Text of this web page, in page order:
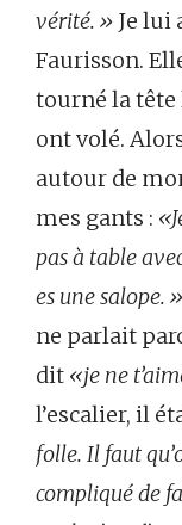
vérité.» Je lui
Faurisson.
tourné la tête
ont volé.
autour de
mes gants :
pas à table
es une salope.»
ne parlait
dit «je ne
l’escalier, il
folle. Il faut
compliqué de